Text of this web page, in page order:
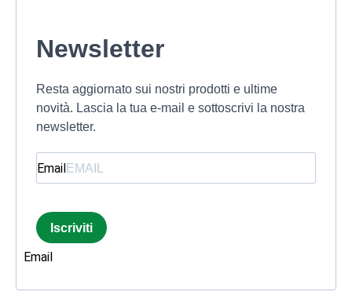
Newsletter
Resta aggiornato sui nostri prodotti e ultime
novità. Lascia la tua e-mail e sottoscrivi la nostra
newsletter.
Email
Iscriviti
Email